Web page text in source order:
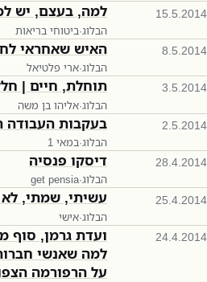
15.5.2014 למה, בעצם, יש
הבלוג·ביטוחי בריאות
8.5.2014 האיש שאחראי
הבלוג·ארי פלטיאל
3.5.2014 תוחלת, חיים |
הבלוג·אליהו בן משה
2.5.2014 בעקבות העבודה
הבלוג·1 במאי
28.4.2014 דיסקו פנסיה
הבלוג·
get pensia
25.4.2014 עשיתי, שמתי, לא
הבלוג·אישי
24.4.2014
ועדת גרמן, סוף
למה שאנשי
על הרפורמה